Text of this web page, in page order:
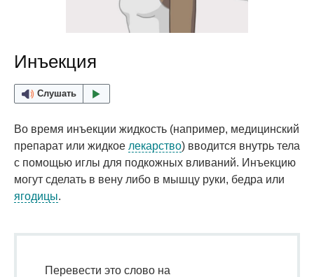
Инъекция
Слушать
Во время инъекции жидкость (например, медицинский
препарат или жидкое лекарство) вводится внутрь тела
с помощью иглы для подкожных вливаний. Инъекцию
могут сделать в вену либо в мышцу руки, бедра или
ягодицы.
Перевести это слово на